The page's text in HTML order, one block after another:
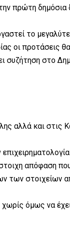
πρώτη δημόσια
το
οι προτάσεις
συζήτηση στο
αλλά και στις
απόφαση
των στοιχείων
όμως να